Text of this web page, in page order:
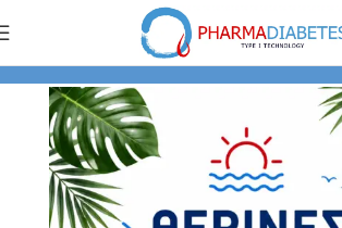
ΠΡΟΪΟΝΤΑ ΦΑΡΜΑΚΕΙΟΥ
SOLD OUT